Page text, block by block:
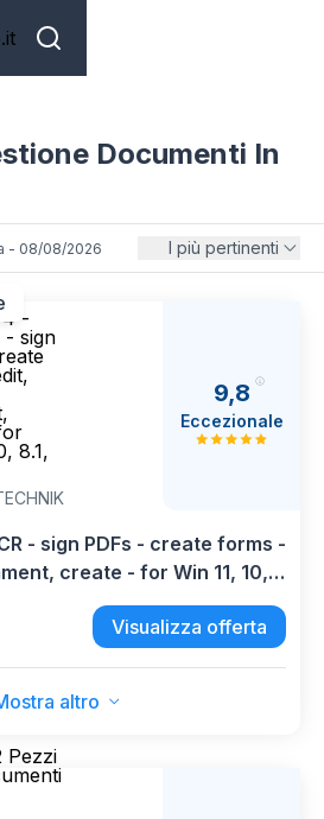
Documenti In
- 08/08/2026 I più pertinenti
4 -
- sign
8.1,
9,8
Eccezionale
- sign PDFs - create forms -
create - for Win 11, 10,
Visualizza offerta
altro
Pezzi